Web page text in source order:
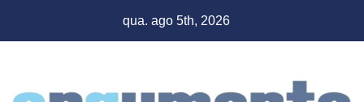
qua. ago 5th, 2026